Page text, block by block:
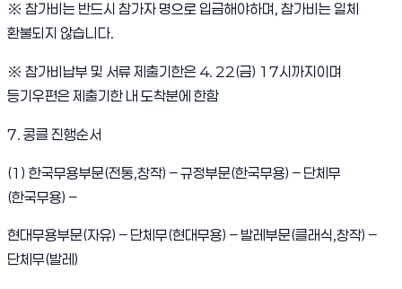
※ 참가비는 반드시 참가자 명으로 입금해야하며, 참가비는 일체
환불되지 않습니다.
※ 참가비납부 및 서류 제출기한은 4. 22(금) 17시까지이며
등기우편은 제출기한 내 도착분에 한함
7. 콩클 진행순서
(1) 한국무용부문(전통,창작) – 규정부문(한국무용) – 단체무
(한국무용) –
현대무용부문(자유) – 단체무(현대무용) – 발레부문(클래식,창작) –
단체무(발레)